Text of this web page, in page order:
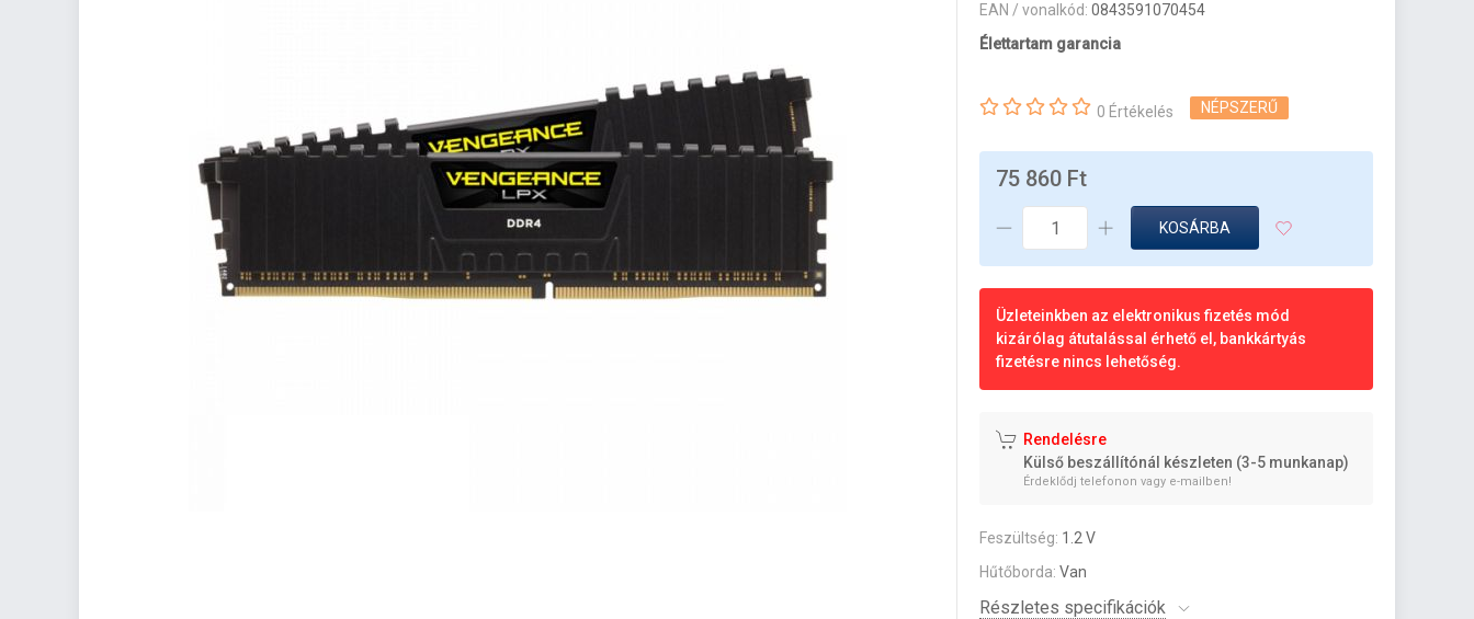
EAN / vonalkód:0843591070454
Élettartam garancia
0 Értékelés NÉPSZERŰ
75 860 Ft
KOSÁRBA
Üzleteinkben az elektronikus fizetés mód
kizárólag átutalással érhető el, bankkártyás
fizetésre nincs lehetőség.
Rendelésre
Külső beszállítónál készleten (3-5 munkanap)
Érdeklődj telefonon vagy e-mailben!
Feszültség: 1.2 V
Hűtőborda:Van
Részletes specifikációk